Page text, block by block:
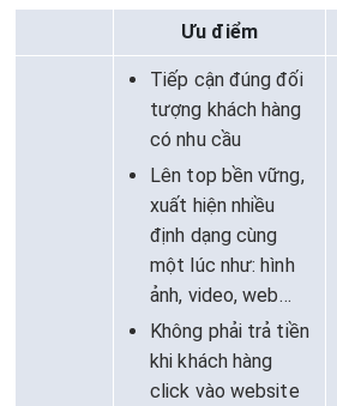
Ưu điểm
Tiếp cận đúng đối
tượng khách hàng
có nhu cầu
Lên top bền vững,
xuất hiện nhiều
định dạng cùng
một lúc như: hình
ảnh, video, web…
Không phải trả tiền
khi khách hàng
click vào website